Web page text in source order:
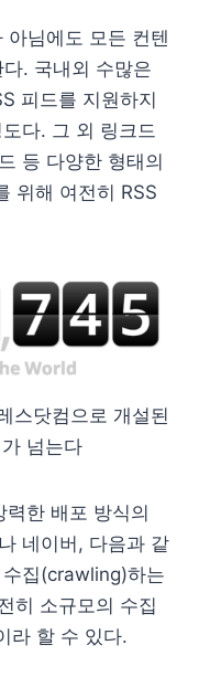
아님에도 모든 컨텐
. 국내외 수많은
피드를 지원하지
다. 그 외 링크드
등 다양한 형태의
위해 여전히 RSS
스닷컴으로 개설된
넘는다
력한 배포 방식의
네이버, 다음과 같
집(crawling)하는
히 소규모의 수집
라 할 수 있다.